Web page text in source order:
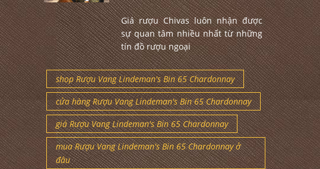
Giá rượu Chivas luôn nhận được
sự quan tâm nhiều nhất từ những
tín đồ rượu ngoại
shop Rượu Vang Lindeman's Bin 65 Chardonnay
cửa hàng Rượu Vang Lindeman's Bin 65 Chardonnay
giá Rượu Vang Lindeman's Bin 65 Chardonnay
mua Rượu Vang Lindeman's Bin 65 Chardonnay ở
đâu